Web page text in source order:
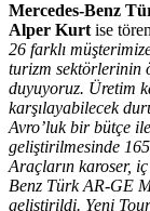
Mercedes-Benz
Alper Kurt ise
26 farklı
turizm sektörlerinin
duyuyoruz. Üretim
karşılayabilecek
Avro’luk bir bütçe
geliştirilmesinde
Araçların karoser,
Benz Türk AR-GE
geliştirildi. Yeni